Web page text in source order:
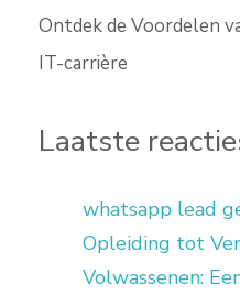
Ontdek de Voordelen
IT-carrière
Laatste
whatsapp lead
Opleiding tot
Volwassenen: